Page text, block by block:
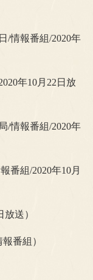
/情報番組/2020年
年10月22日放
/情報番組/2020年
番組/2020年10月
送）
番組）